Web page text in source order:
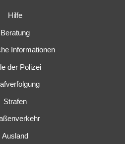
Hilfe
Beratung
Informationen
der Polizei
Strafen
Ausland